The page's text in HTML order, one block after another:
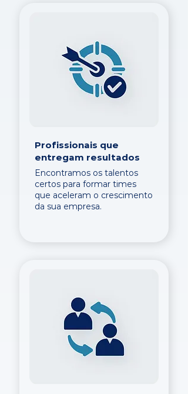
Profissionais que
entregam resultados
Encontramos os talentos
certos para formar times
que aceleram o crescimento
da sua empresa.